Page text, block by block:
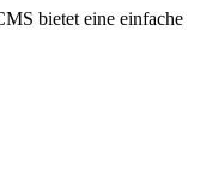
bietet eine einfache